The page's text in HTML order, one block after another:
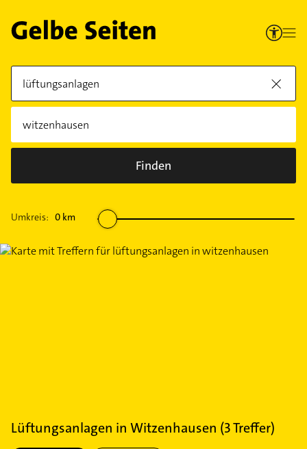
Finden
Umkreis: 0 km
Lüftungsanlagen in Witzenhausen (3Treffer)